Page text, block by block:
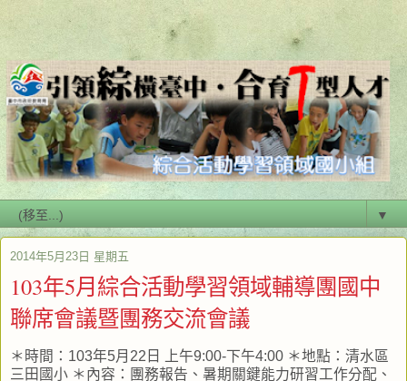
▼
2014年5月23日 星期五
103年5月綜合活動學習領域輔導團國中
聯席會議暨團務交流會議
＊時間：103年5月22日 上午9:00-下午4:00 ＊地點：清水區
三田國小 ＊內容：團務報告、暑期關鍵能力研習工作分配、